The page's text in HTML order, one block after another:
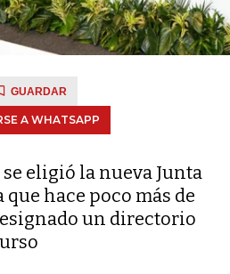
GUARDAR
A WHATSAPP
eligió la nueva Junta
que hace poco más de
un directorio